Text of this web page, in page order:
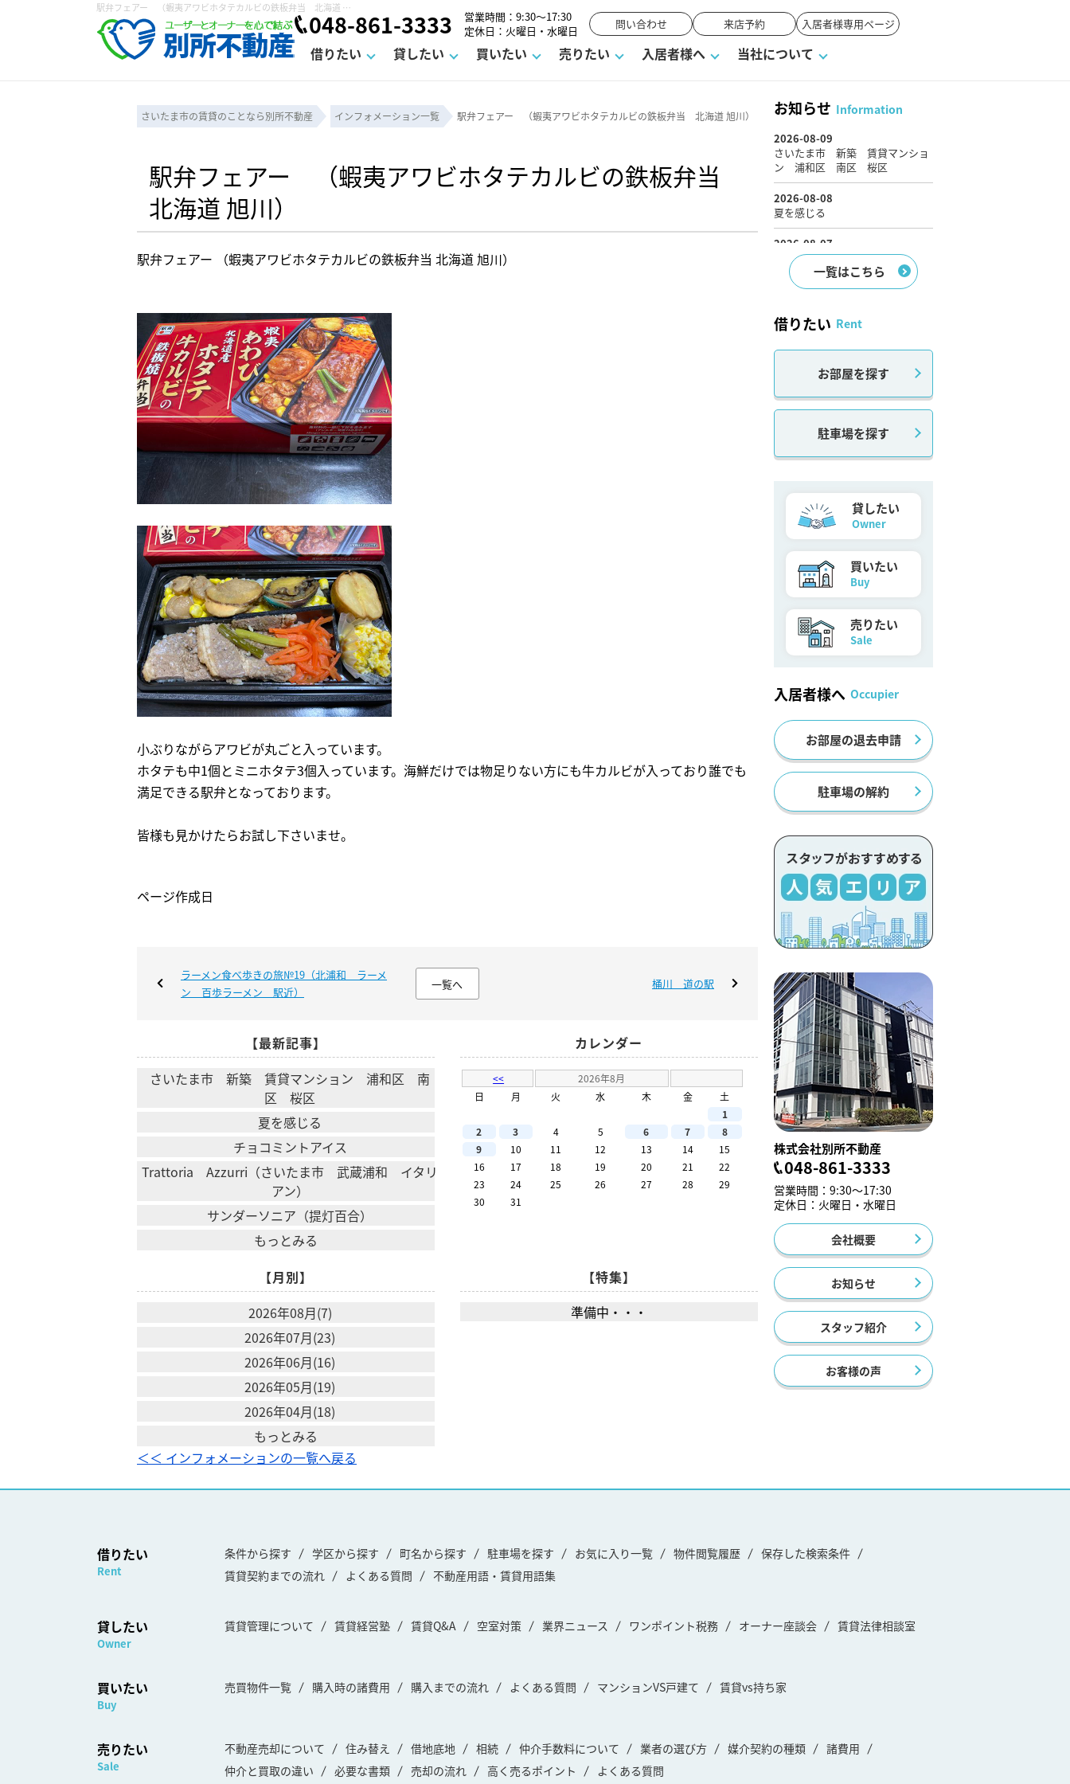
駅弁フェアー （蝦夷アワビホタテカルビの鉄板弁当 北海道 旭川） | さいたま市の賃貸は株式会社 別所不動産にお任せ下さい！
048-861-3333
営業時間：9:30～17:30
定休日：火曜日・水曜日
問い合わせ 来店予約 入居者様専用ページ
借りたい
物件閲覧履歴
保存した検索条件 賃貸契約までの流れ
貸したい
ワンポイント税務 オーナー座談会
賃貸法律相談室
買いたい
賃貸vs持ち家
売りたい
業者の選び方 媒介契約の種類
諸費用 仲介と買取の違い よくある質問
入居者様へ 当社について
来店予約
個人情報の取り扱い
さいたま市の賃貸のことなら別所不動産 インフォメーション一覧 駅弁フェアー （蝦夷アワビホタテカルビの鉄板弁当 北海道 旭川）
駅弁フェアー （蝦夷アワビホタテカルビの鉄板弁当
北海道 旭川）
駅弁フェアー （蝦夷アワビホタテカルビの鉄板弁当 北海道 旭川）
小ぶりながらアワビが丸ごと入っています。
ホタテも中1個とミニホタテ3個入っています。海鮮だけでは物足りない方にも牛カルビが入っており誰でも
満足できる駅弁となっております。
皆様も見かけたらお試し下さいませ。
ページ作成日
ラーメン食べ歩きの旅№19（北浦和 ラーメ
ン 百歩ラーメン 駅近）
一覧へ 桶川 道の駅
【最新記事】
さいたま市 新築 賃貸マンション 浦和区 南
区 桜区
夏を感じる
チョコミントアイス
Trattoria Azzurri（さいたま市 武蔵浦和 イタリ
アン）
サンダーソニア（提灯百合）
もっとみる
カレンダー
<<
2026年8月
日
月 火 水 木 金
土
1
2
3 4 5 6 7
8
9
10 11 12 13 14
15
16
17 18 19 20 21
22
23
24 25 26 27 28
29
30
31
【月別】
2026年08月(7)
2026年07月(23)
2026年06月(16)
2026年05月(19)
2026年04月(18)
もっとみる
【特集】
準備中・・・
＜＜ インフォメーションの一覧へ戻る
お知らせ Information
一覧はこちら
借りたい Rent
お部屋を探す
駐車場を探す
貸したい
Owner
買いたい
Buy
売りたい
Sale
入居者様へ Occupier
お部屋の退去申請
駐車場の解約
株式会社別所不動産
048-861-3333
営業時間：9:30～17:30
定休日：火曜日・水曜日
会社概要
お知らせ
スタッフ紹介
お客様の声
借りたい
Rent
条件から探す 学区から探す 町名から探す 駐車場を探す お気に入り一覧 物件閲覧履歴
保存した検索条件
賃貸契約までの流れ
よくある質問 不動産用語・賃貸用語集
貸したい
Owner
賃貸管理について 賃貸経営塾 賃貸Q&A 空室対策 業界ニュース ワンポイント税務 オーナー座談会 賃貸法律相談室
買いたい
Buy
売買物件一覧 購入時の諸費用 購入までの流れ よくある質問 マンションVS戸建て 賃貸vs持ち家
売りたい
Sale
不動産売却について 住み替え 借地底地 相続 仲介手数料について 業者の選び方 媒介契約の種類
諸費用
仲介と買取の違い
必要な書類 売却の流れ 高く売るポイント よくある質問